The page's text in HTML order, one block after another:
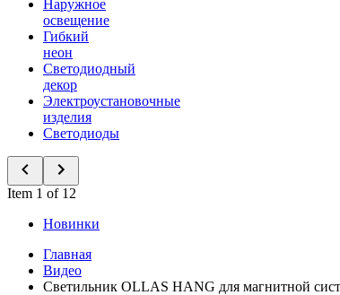
Наружное
освещение
Гибкий
неон
Светодиодный
декор
Электроустановочные
изделия
Светодиоды
Item 1 of 12
Новинки
Главная
Видео
Светильник OLLAS HANG для магнитной